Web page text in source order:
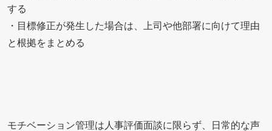
する
・目標修正が発生した場合は、上司や他部署に向けて理由
と根拠をまとめる
モチベーション管理は人事評価面談に限らず、日常的な声